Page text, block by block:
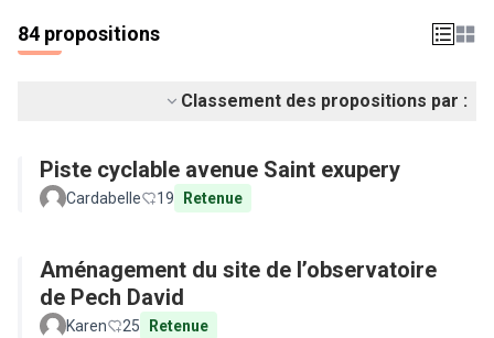
84 propositions
Classement des propositions par :
Piste cyclable avenue Saint exupery
Cardabelle 19 Retenue
Aménagement du site de l’observatoire
de Pech David
Karen 25 Retenue